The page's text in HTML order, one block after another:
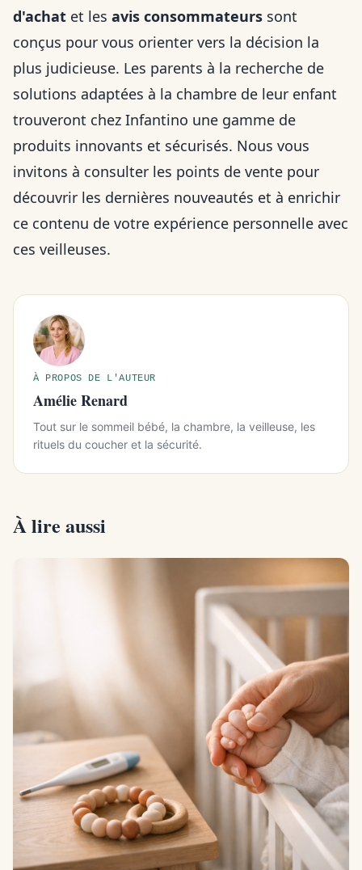
d'achat et les avis consommateurs sont
conçus pour vous orienter vers la décision la
plus judicieuse. Les parents à la recherche de
solutions adaptées à la chambre de leur enfant
trouveront chez Infantino une gamme de
produits innovants et sécurisés. Nous vous
invitons à consulter les points de vente pour
découvrir les dernières nouveautés et à enrichir
ce contenu de votre expérience personnelle avec
ces veilleuses.
À PROPOS DE L'AUTEUR
Amélie Renard
Tout sur le sommeil bébé, la chambre, la veilleuse, les
rituels du coucher et la sécurité.
À lire aussi